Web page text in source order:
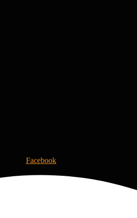
Facebook